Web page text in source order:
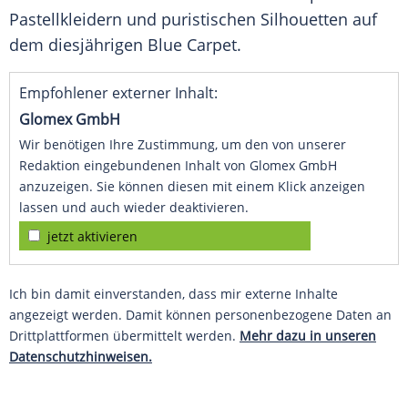
Pastellkleidern und puristischen Silhouetten auf
dem diesjährigen Blue Carpet.
Empfohlener externer Inhalt:
Glomex GmbH
Wir benötigen Ihre Zustimmung, um den von unserer
Redaktion eingebundenen Inhalt von Glomex GmbH
anzuzeigen. Sie können diesen mit einem Klick anzeigen
lassen und auch wieder deaktivieren.
jetzt aktivieren
Ich bin damit einverstanden, dass mir externe Inhalte
angezeigt werden. Damit können personenbezogene Daten an
Drittplattformen übermittelt werden. Mehr dazu in unseren
Datenschutzhinweisen.